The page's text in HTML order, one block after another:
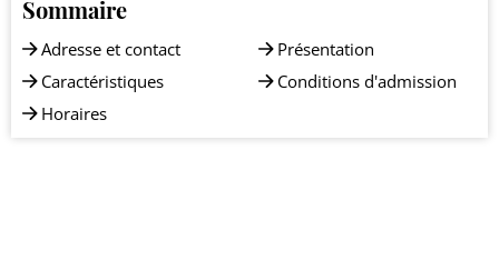
Sommaire
Adresse et contact
Caractéristiques
Horaires
Présentation
Conditions d'admission